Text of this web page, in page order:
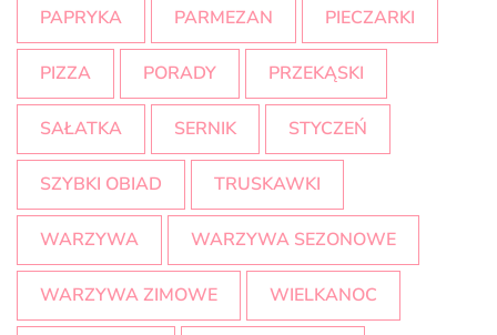
PAPRYKA PARMEZAN PIECZARKI
PIZZA PORADY PRZEKĄSKI
SAŁATKA SERNIK STYCZEŃ
SZYBKI OBIAD TRUSKAWKI
WARZYWA WARZYWA SEZONOWE
WARZYWA ZIMOWE WIELKANOC